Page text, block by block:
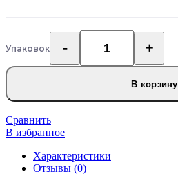
УпаковокКоличество
товара
Кварцвиниловая
Vinilam
Parquet
Chevron
Шеврон
Легран
В корзину
Сравнить
В избранное
Характеристики
Отзывы (0)